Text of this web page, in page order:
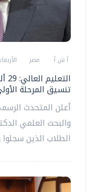
أ ش أ مصر الأربعاء، 05 اغسطس 2026
تنسيق المرحلة
أعلن المتحدث
والبحث العلمي
الطلاب الذين